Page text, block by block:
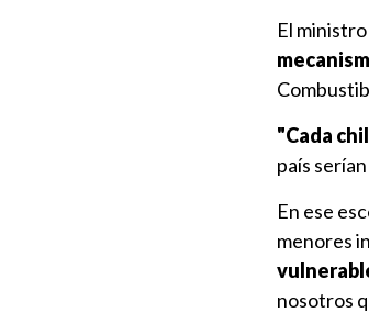
El
"Cada
país
En ese
menores
nosotros